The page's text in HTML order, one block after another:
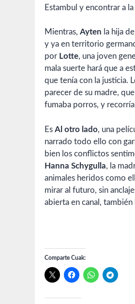
Estambul y encontrar a
Mientras, Ayten la hija
y ya en territorio
por Lotte, una joven
mala suerte hará que a
que tenía con la justicia.
parecer de su madre,
fumaba porros, y
Es Al otro lado, una
narrado todo ello con
bien los conflictos
Hanna Schygulla, la
animales heridos como
mirar al futuro, sin
abierta en canal, también
Comparte Cuak: